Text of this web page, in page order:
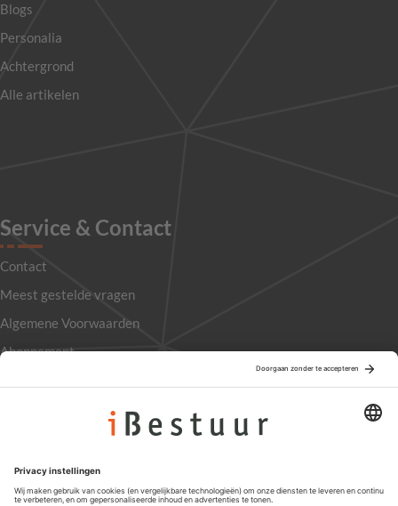
Blogs
Personalia
Achtergrond
Alle artikelen
Service & Contact
Contact
Meest gestelde vragen
Algemene Voorwaarden
Abonnement
Privacyinstellingen